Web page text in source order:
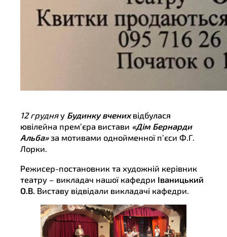
12 грудняу Будинку вченихвідбулася
ювілейна прем’єра вистави «Дім Бернарди
Альба»за мотивами однойменної п’єси Ф.Г.
Лорки.
Режисер-постановник та художній керівник
театру – викладач нашої кафедри Іваницький
О.В. Виставу відвідали викладачі кафедри.